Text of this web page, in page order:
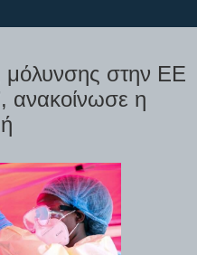
στην ΕΕ
ανακοίνωσε η